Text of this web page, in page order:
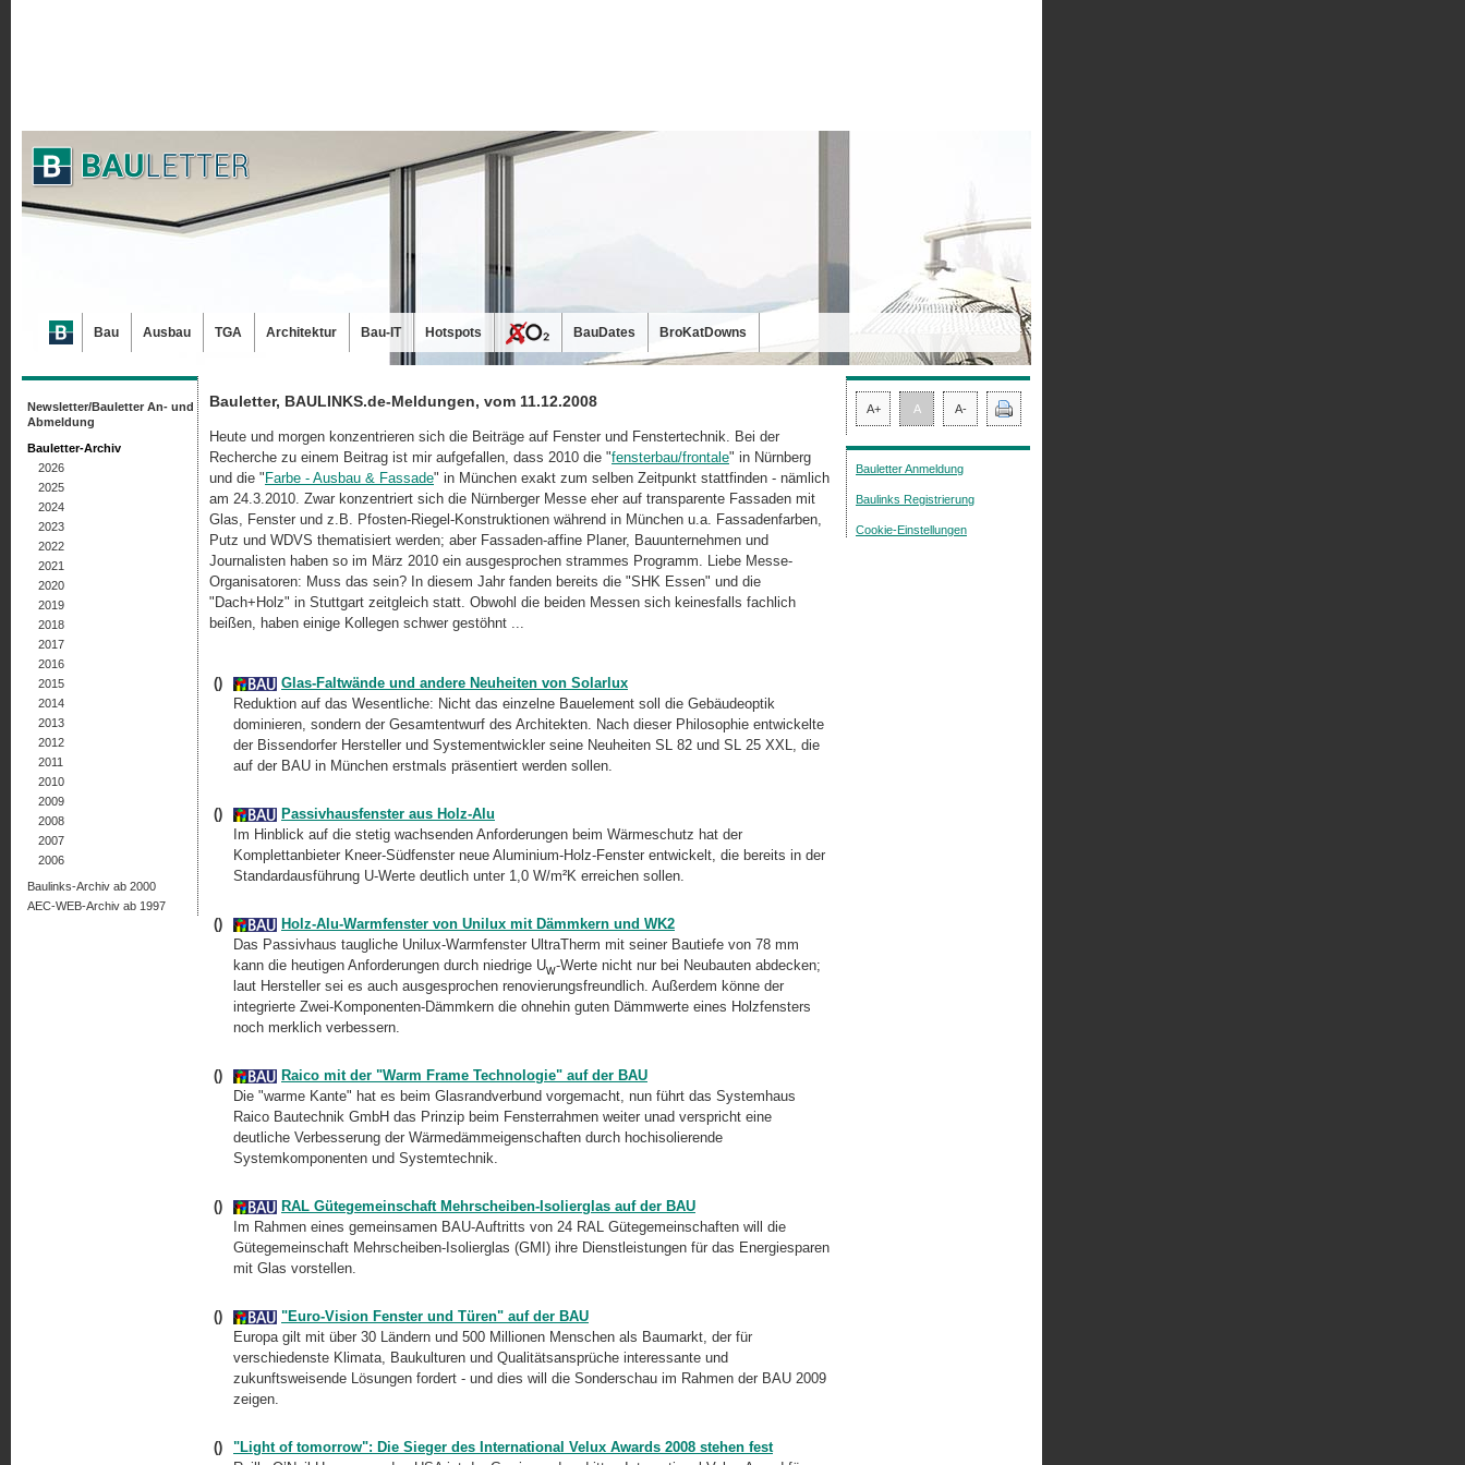
Bauletter, BAULINKS.de-Meldungen, vom 11.12.2008
Heute und morgen konzentrieren sich die Beiträge auf Fenster und Fenstertechnik. Bei der
Recherche zu einem Beitrag ist mir aufgefallen, dass 2010 die "fensterbau/frontale" in Nürnberg
und die " Farbe - Ausbau & Fassade" in München exakt zum selben Zeitpunkt stattfinden - nämlich
am 24.3.2010. Zwar konzentriert sich die Nürnberger Messe eher auf transparente Fassaden mit
Glas, Fenster und z.B. Pfosten-Riegel-Konstruktionen während in München u.a. Fassadenfarben,
Putz und WDVS thematisiert werden; aber Fassaden-affine Planer, Bauunternehmen und
Journalisten haben so im März 2010 ein ausgesprochen strammes Programm. Liebe Messe-
Organisatoren: Muss das sein? In diesem Jahr fanden bereits die "SHK Essen" und die
"Dach+Holz" in Stuttgart zeitgleich statt. Obwohl die beiden Messen sich keinesfalls fachlich
beißen, haben einige Kollegen schwer gestöhnt ...
()
Glas-Faltwände und andere Neuheiten von Solarlux
Reduktion auf das Wesentliche: Nicht das einzelne Bauelement soll die Gebäudeoptik
dominieren, sondern der Gesamtentwurf des Architekten. Nach dieser Philosophie entwickelte
der Bissendorfer Hersteller und Systementwickler seine Neuheiten SL 82 und SL 25 XXL, die
auf der BAU in München erstmals präsentiert werden sollen.
()
Passivhausfenster aus Holz-Alu
Im Hinblick auf die stetig wachsenden Anforderungen beim Wärmeschutz hat der
Komplettanbieter Kneer-Südfenster neue Aluminium-Holz-Fenster entwickelt, die bereits in der
Standardausführung U-Werte deutlich unter 1,0 W/m²K erreichen sollen.
()
Holz-Alu-Warmfenster von Unilux mit Dämmkern und WK2
Das Passivhaus taugliche Unilux-Warmfenster UltraTherm mit seiner Bautiefe von 78 mm
kann die heutigen Anforderungen durch niedrige UW-Werte nicht nur bei Neubauten abdecken;
laut Hersteller sei es auch ausgesprochen renovierungsfreundlich. Außerdem könne der
integrierte Zwei-Komponenten-Dämmkern die ohnehin guten Dämmwerte eines Holzfensters
noch merklich verbessern.
()
Raico mit der "Warm Frame Technologie" auf der BAU
Die "warme Kante" hat es beim Glasrandverbund vorgemacht, nun führt das Systemhaus
Raico Bautechnik GmbH das Prinzip beim Fensterrahmen weiter unad verspricht eine
deutliche Verbesserung der Wärmedämmeigenschaften durch hochisolierende
Systemkomponenten und Systemtechnik.
()
RAL Gütegemeinschaft Mehrscheiben-Isolierglas auf der BAU
Im Rahmen eines gemeinsamen BAU-Auftritts von 24 RAL Gütegemeinschaften will die
Gütegemeinschaft Mehrscheiben-Isolierglas (GMI) ihre Dienstleistungen für das Energiesparen
mit Glas vorstellen.
()
"Euro-Vision Fenster und Türen" auf der BAU
Europa gilt mit über 30 Ländern und 500 Millionen Menschen als Baumarkt, der für
verschiedenste Klimata, Baukulturen und Qualitätsansprüche interessante und
zukunftsweisende Lösungen fordert - und dies will die Sonderschau im Rahmen der BAU 2009
zeigen.
()
"Light of tomorrow": Die Sieger des International Velux Awards 2008 stehen fest
Newsletter/Bauletter An- und
Abmeldung
Bauletter-Archiv
2026
2025
2024
2023
2022
2021
2020
2019
2018
2017
2016
2015
2014
2013
2012
2011
2010
2009
2008
2007
2006
Baulinks-Archiv ab 2000
AEC-WEB-Archiv ab 1997
A+ A A-
Bauletter Anmeldung
Baulinks Registrierung
Cookie-Einstellungen
Bau Ausbau TGA Architektur Bau-IT Hotspots BauDates BroKatDowns